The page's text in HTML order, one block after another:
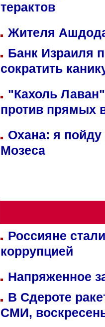
терактов
Жителя
Банк Израиля
сократить
"Кахоль
против прямых
Охана: я пойду
Мозеса
Россияне
коррупцией
Напряженное
В Сдероте
СМИ,